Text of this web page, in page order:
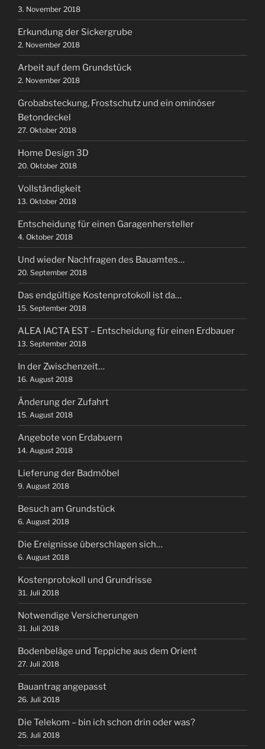
3. November 2018
Erkundung der Sickergrube
2. November 2018
Arbeit auf dem Grundstück
2. November 2018
Grobabsteckung, Frostschutz und ein ominöser
Betondeckel
27. Oktober 2018
Home Design 3D
20. Oktober 2018
Vollständigkeit
13. Oktober 2018
Entscheidung für einen Garagenhersteller
4. Oktober 2018
Und wieder Nachfragen des Bauamtes…
20. September 2018
Das endgültige Kostenprotokoll ist da…
15. September 2018
ALEA IACTA EST – Entscheidung für einen Erdbauer
13. September 2018
In der Zwischenzeit…
16. August 2018
Änderung der Zufahrt
15. August 2018
Angebote von Erdabuern
14. August 2018
Lieferung der Badmöbel
9. August 2018
Besuch am Grundstück
6. August 2018
Die Ereignisse überschlagen sich…
6. August 2018
Kostenprotokoll und Grundrisse
31. Juli 2018
Notwendige Versicherungen
31. Juli 2018
Bodenbeläge und Teppiche aus dem Orient
27. Juli 2018
Bauantrag angepasst
26. Juli 2018
Die Telekom – bin ich schon drin oder was?
25. Juli 2018